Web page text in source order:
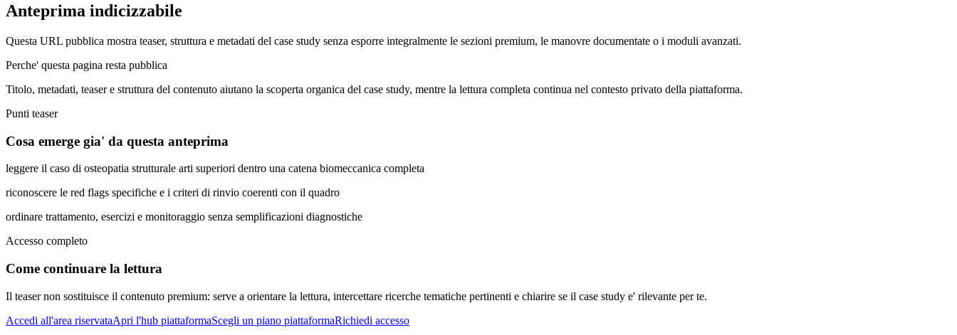
Anteprima indicizzabile
Questa URL pubblica mostra teaser, struttura e metadati del case study senza esporre integralmente le sezioni premium, le manovre documentate o i moduli avanzati.
Perche' questa pagina resta pubblica
Titolo, metadati, teaser e struttura del contenuto aiutano la scoperta organica del case study, mentre la lettura completa continua nel contesto privato della piattaforma.
Punti teaser
Cosa emerge gia' da questa anteprima
leggere il caso di osteopatia strutturale arti superiori dentro una catena biomeccanica completa
riconoscere le red flags specifiche e i criteri di rinvio coerenti con il quadro
ordinare trattamento, esercizi e monitoraggio senza semplificazioni diagnostiche
Accesso completo
Come continuare la lettura
Il teaser non sostituisce il contenuto premium: serve a orientare la lettura, intercettare ricerche tematiche pertinenti e chiarire se il case study e' rilevante per te.
Accedi all'area riservataApri l'hub piattaformaScegli un piano piattaformaRichiedi accesso